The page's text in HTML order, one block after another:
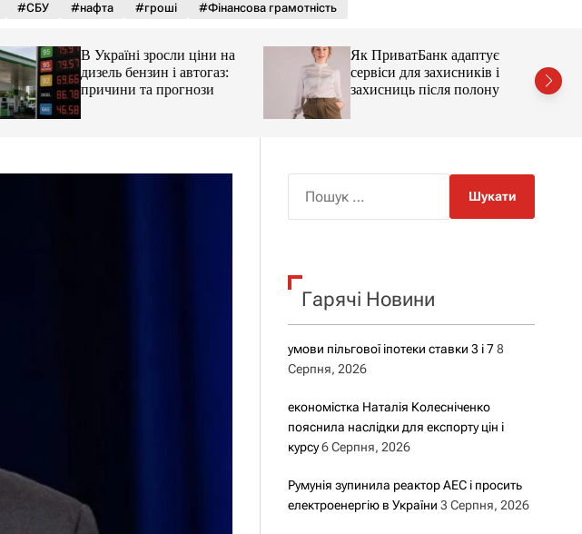
к
а
ч
р
о
у
#СБУ #нафта #гроші #Фінансова грамотність
В Україні зросли ціни на
дизель бензин і автогаз:
причини та прогнози
Як ПриватБанк адаптує
сервіси для захисників і
захисниць після полону
к
Гарячі Новини
умови пільгової іпотеки ставки 3 і 7 8
Серпня, 2026
економістка Наталія Колесніченко
пояснила наслідки для експорту цін і
курсу 6 Серпня, 2026
Румунія зупинила реактор АЕС і просить
електроенергію в України 3 Серпня, 2026